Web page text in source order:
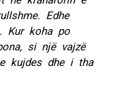
Edhe
Kur koha po
si një vajzë
kujdes dhe i tha